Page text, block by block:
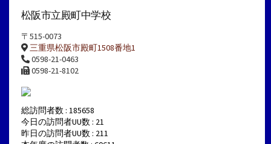
松阪市立殿町中学校
〒515-0073
三重県松阪市殿町1508番地1
0598-21-0463
0598-21-8102
総訪問者数 : 185658
今日の訪問者UU数 : 21
昨日の訪問者UU数 : 211